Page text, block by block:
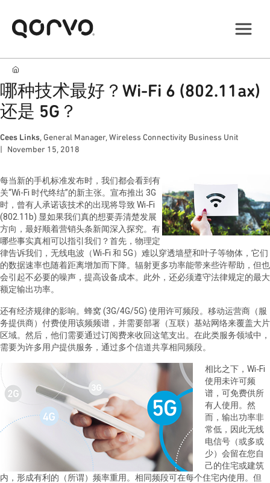
哪种技术最好？Wi-Fi 6 (802.11ax)
还是 5G？
Cees Links, General Manager, Wireless Connectivity Business Unit
November 15, 2018
每当新的手机标准发布时，我们都会看到有
关“Wi-Fi 时代终结”的新主张。宣布推出 3G
时，曾有人承诺该技术的出现将导致Wi‑Fi
(802.11b) 显如果我们真的想要弄清楚发展
方向，最好顺着营销头条新闻深入探究。有
哪些事实真相可以指引我们？首先，物理定
律告诉我们，无线电波（Wi‑Fi 和 5G）难以穿透墙壁和叶子等物体，它们
的数据速率也随着距离增加而下降。辐射更多功率能带来些许帮助，但也
会引起不必要的噪声，提高设备成本。此外，还必须遵守法律规定的最大
额定输出功率。
还有经济规律的影响。蜂窝 (3G/4G/5G) 使用许可频段。移动运营商（服
务提供商）付费使用该频频谱，并需要部署（互联）基站网络来覆盖大片
区域。然后，他们需要通过订阅费来收回这笔支出。在此类服务领域中，
需要为许多用户提供服务，通过多个信道共享相同频段。
相比之下， Wi‑Fi
使用未许可频
谱，可免费供所
有人使用。然
而，输出功率非
常低，因此无线
电信号（或多或
少）会留在您自
己的住宅或建筑
内，形成有利的（所谓）频率重用。相同频段可在每个住宅内使用。但